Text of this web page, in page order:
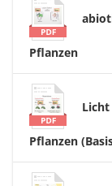
Pflanzen
Pflanzen